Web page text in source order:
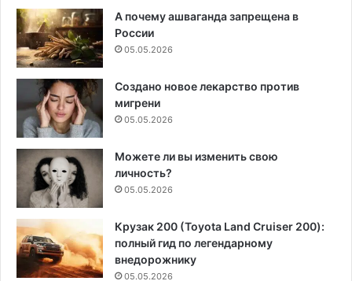
А почему ашваганда запрещена в
России
05.05.2026
Создано новое лекарство против
мигрени
05.05.2026
Можете ли вы изменить свою
личность?
05.05.2026
Крузак 200 (Toyota Land Cruiser 200):
полный гид по легендарному
внедорожнику
05.05.2026